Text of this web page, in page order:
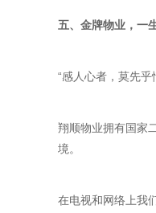
五、金牌物业，一
“感人心者，莫先
翔顺物业拥有国家
境。
在电视和网络上我